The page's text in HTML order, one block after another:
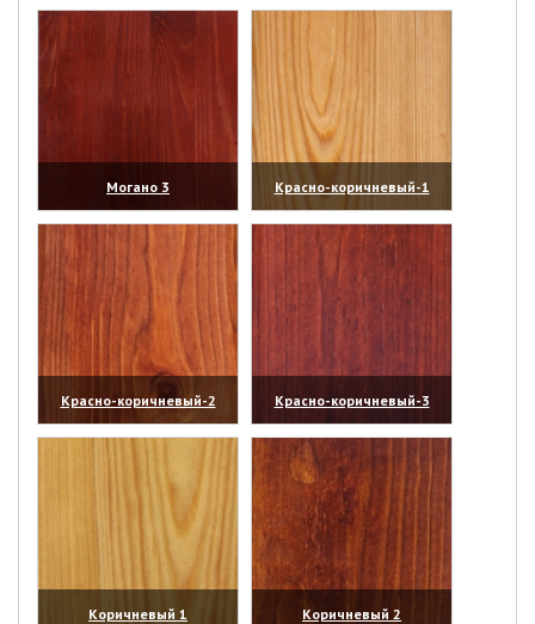
Могано 3
(увеличить)
Красно-коричневый-1
(увеличить)
Красно-коричневый-2
(увеличить)
Красно-коричневый-3
(увеличить)
Коричневый 1
Коричневый 2